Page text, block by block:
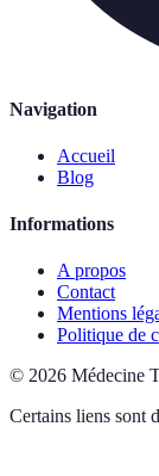
Navigation
Accueil
Blog
Informations
A propos
Contact
Mentions
Politique de
© 2026 Médecine
Certains liens sont